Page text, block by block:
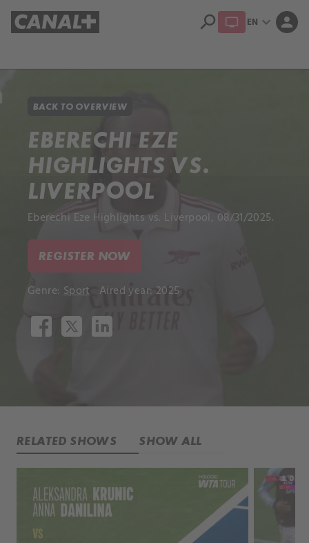
search EN expand_more person
BACK TO OVERVIEW
EBERECHI EZE
HIGHLIGHTS VS.
LIVERPOOL
Eberechi Eze Highlights vs. Liverpool, 08/31/2025.
REGISTER NOW
Genre: Sport Aired year: 2025
RELATED SHOWS SHOW ALL